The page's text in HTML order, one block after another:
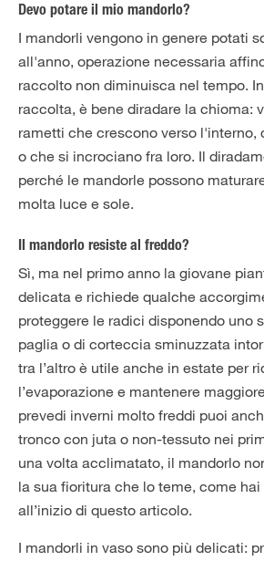
Devo potare il mio mandorlo?
I mandorli vengono in genere potati
all'anno, operazione necessaria
raccolto non diminuisca nel tempo.
raccolta, è bene diradare la chioma:
rametti che crescono verso l'interno,
o che si incrociano fra loro. Il
perché le mandorle possono
molta luce e sole.
Il mandorlo resiste al freddo?
Sì, ma nel primo anno la giovane
delicata e richiede qualche
proteggere le radici disponendo uno
paglia o di corteccia sminuzzata
tra l’altro è utile anche in estate per
l’evaporazione e mantenere
prevedi inverni molto freddi puoi
tronco con juta o non-tessuto nei
una volta acclimatato, il mandorlo
la sua fioritura che lo teme, come
all’inizio di questo articolo.
I mandorli in vaso sono più delicati: